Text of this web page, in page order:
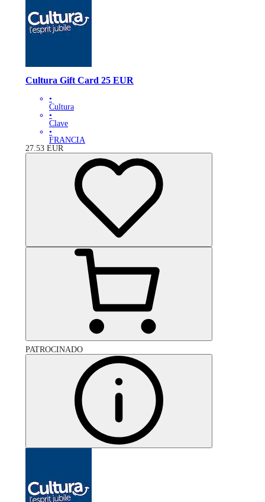
Cultura Gift Card 25 EUR
•
Cultura
•
Clave
•
FRANCIA
27.53 EUR
PATROCINADO